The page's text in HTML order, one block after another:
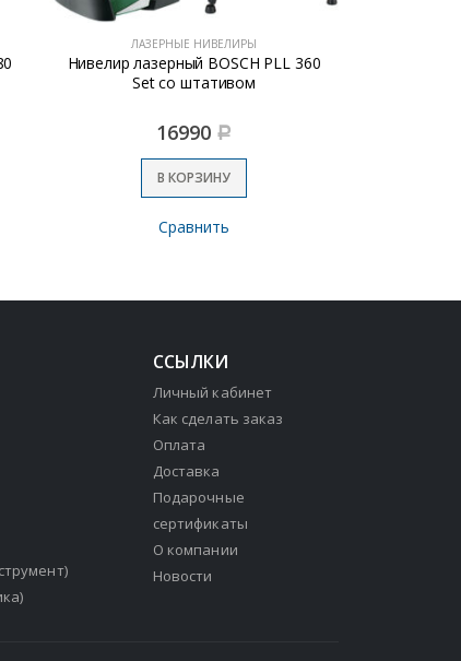
ЛАЗЕРНЫЕ НИВЕЛИРЫ
Нивелир лазерный CONDTROL NEO
G200 50м,
6950 Р
В КОРЗИНУ
Сравнить
ССЫЛКИ
Личный кабинет
Как сделать заказ
Оплата
Доставка
Подарочные
сертификаты
О компании
Новости